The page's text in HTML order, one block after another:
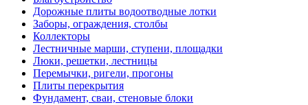
Дорожные плиты водоотводные лотки
Заборы, ограждения, столбы
Коллекторы
Лестничные марши, ступени, площадки
Люки, решетки, лестницы
Перемычки, ригели, прогоны
Плиты перекрытия
Фундамент, сваи, стеновые блоки